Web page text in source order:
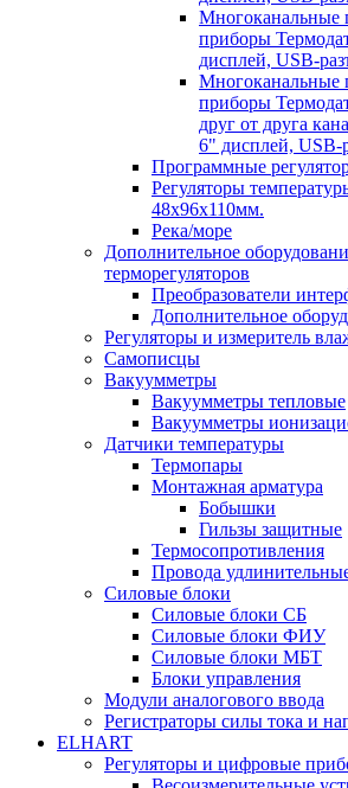
Многоканальные
приборы
дисплей, USB-
Многоканальные
приборы
друг от друга
6" дисплей, USB-
Программные
Регуляторы
48х96х110мм.
Река/море
Дополнительное
терморегуляторов
Преобразователи
Дополнительное
Регуляторы и измеритель
Самописцы
Вакуумметры
Вакуумметры тепловые
Вакуумметры
Датчики температуры
Термопары
Монтажная арматура
Бобышки
Гильзы защитные
Термосопротивления
Провода
Силовые блоки
Силовые блоки СБ
Силовые блоки ФИУ
Силовые блоки МБТ
Блоки управления
Модули аналогового ввода
Регистраторы силы тока и
ELHART
Регуляторы и цифровые